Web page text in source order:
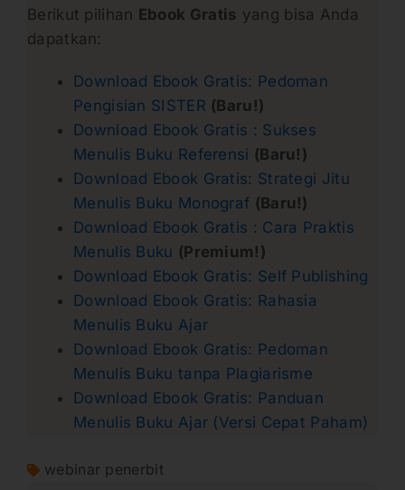
Berikut pilihan Ebook Gratis yang bisa Anda
dapatkan:
Download Ebook Gratis: Pedoman
Pengisian SISTER (Baru!)
Download Ebook Gratis : Sukses
Menulis Buku Referensi (Baru!)
Download Ebook Gratis: Strategi Jitu
Menulis Buku Monograf (Baru!)
Download Ebook Gratis : Cara Praktis
Menulis Buku (Premium!)
Download Ebook Gratis: Self Publishing
Download Ebook Gratis: Rahasia
Menulis Buku Ajar
Download Ebook Gratis: Pedoman
Menulis Buku tanpa Plagiarisme
Download Ebook Gratis: Panduan
Menulis Buku Ajar (Versi Cepat Paham)
webinar penerbit